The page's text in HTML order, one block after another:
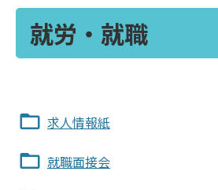
就労・就職
求人情報紙
就職面接会